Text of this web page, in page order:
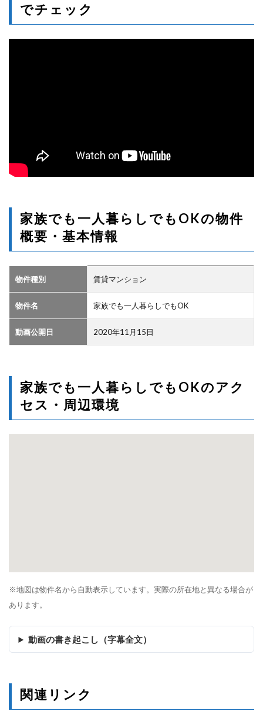
でチェック
家族でも一人暮らしでもOKの物件
概要・基本情報
物件種別 賃貸マンション
物件名 家族でも一人暮らしでもOK
動画公開日 2020年11月15日
家族でも一人暮らしでもOKのアク
セス・周辺環境
※地図は物件名から自動表示しています。実際の所在地と異なる場合が
あります。
動画の書き起こし（字幕全文）
関連リンク